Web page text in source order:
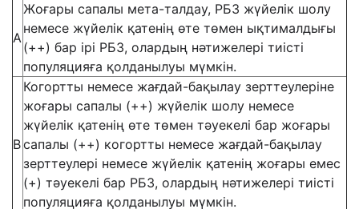
А
Жоғары сапалы мета-талдау, РБЗ жүйелік шолу
немесе жүйелік қатенің өте төмен ықтималдығы
(++) бар ірі РБЗ, олардың нәтижелері тиісті
популяцияға қолданылуы мүмкін.
В
Когортты немесе жағдай-бақылау зерттеулеріне
жоғары сапалы (++) жүйелік шолу немесе
жүйелік қатенің өте төмен тәуекелі бар жоғары
сапалы (++) когортты немесе жағдай-бақылау
зерттеулері немесе жүйелік қатенің жоғары емес
(+) тәуекелі бар РБЗ, олардың нәтижелері тиісті
популяцияға қолданылуы мүмкін.